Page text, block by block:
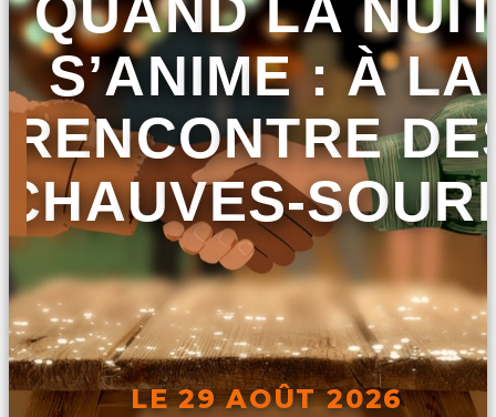
S’ANIME : À LA
RENCONTRE
CHAUVES-
LE 29 AOÛT 2026